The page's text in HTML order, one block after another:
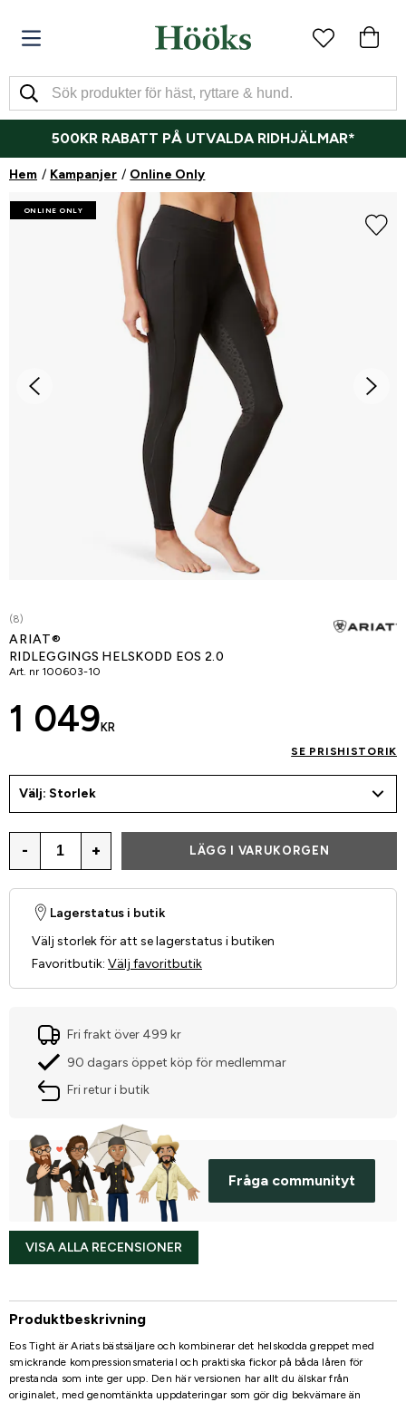
500KR RABATT PÅ UTVALDA RIDHJÄLMAR*
Hem Kampanjer Online Only
ONLINE ONLY
(8)
ARIAT®
RIDLEGGINGS HELSKODD EOS 2.0
Art. nr 100603-10
1 049 KR
SE PRISHISTORIK
Välj: Storlek
- + LÄGG I VARUKORGEN
Lagerstatus i butik
Välj storlek för att se lagerstatus i butiken
Favoritbutik: Välj favoritbutik
Fri frakt över 499 kr
90 dagars öppet köp för medlemmar
Fri retur i butik
Fråga communityt
VISA ALLA RECENSIONER
Produktbeskrivning
Eos Tight är Ariats bästsäljare och kombinerar det helskodda greppet med
smickrande kompressionsmaterial och praktiska fickor på båda låren för
prestanda som inte ger upp. Den här versionen har allt du älskar från
originalet, med genomtänkta uppdateringar som gör dig bekvämare än